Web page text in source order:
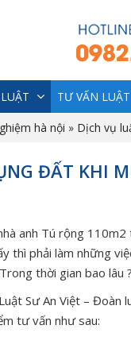
TƯ VẤN
hà nội » Dịch vụ
ĐẤT KHI
anh Tú rộng
thì phải làm những
thời gian bao lâu ?
Sư An Việt – Đoàn
tư vấn như sau: